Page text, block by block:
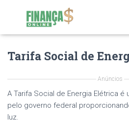
Tarifa Social de
Anúncios
A Tarifa Social de Energia Elétrica
pelo governo federal
luz.